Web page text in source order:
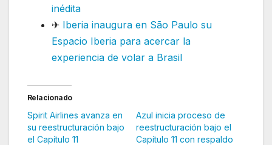
inédita
✈ Iberia inaugura en São Paulo su
Espacio Iberia para acercar la
experiencia de volar a Brasil
Relacionado
Spirit Airlines avanza en
su reestructuración bajo
el Capítulo 11
Azul inicia proceso de
reestructuración bajo el
Capítulo 11 con respaldo